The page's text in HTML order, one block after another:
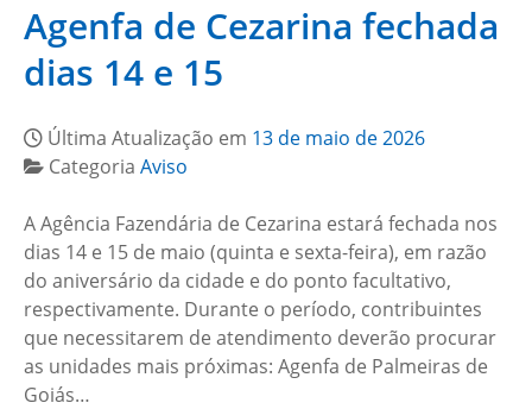
Agenfa de Cezarina fechada
dias 14 e 15
Última Atualização em 13 de maio de 2026
Categoria Aviso
A Agência Fazendária de Cezarina estará fechada nos
dias 14 e 15 de maio (quinta e sexta-feira), em razão
do aniversário da cidade e do ponto facultativo,
respectivamente. Durante o período, contribuintes
que necessitarem de atendimento deverão procurar
as unidades mais próximas: Agenfa de Palmeiras de
Goiás…